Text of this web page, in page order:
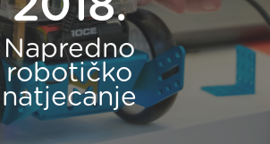
Napredno
robotičko
natjecanje